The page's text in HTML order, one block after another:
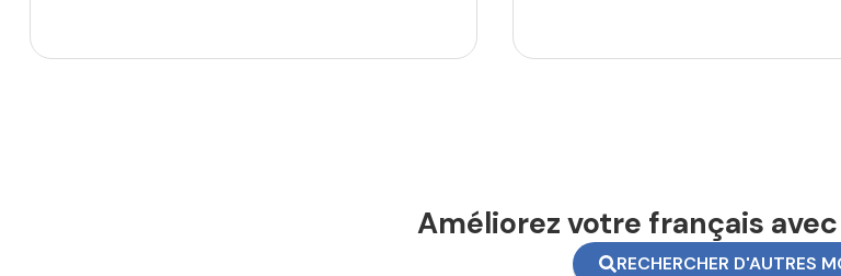
Améliorez votre français
RECHERCHER D'AUTRES